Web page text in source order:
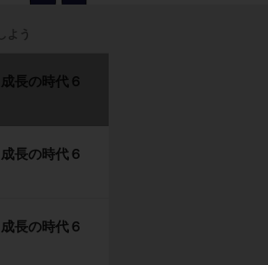
よう
長の時代６
長の時代６
長の時代６